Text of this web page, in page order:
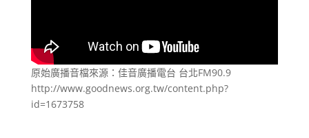
原始廣播音檔來源：佳音廣播電台 台北FM90.9
http://www.goodnews.org.tw/content.php?
id=1673758